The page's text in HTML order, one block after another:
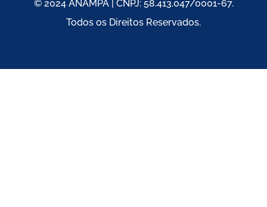
© 2024 ANAMPA | CNPJ: 58.413.047/0001-67.
Todos os Direitos Reservados.